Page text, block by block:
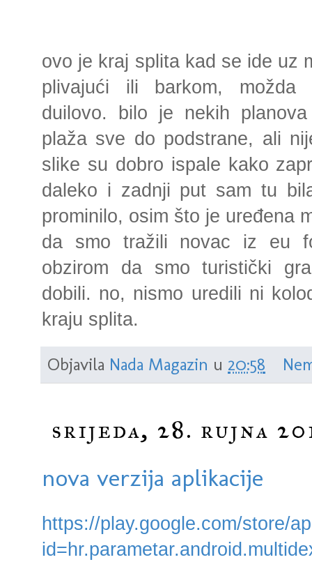
ovo je kraj splita kad se ide uz
plivajući ili barkom, možda
duilovo. bilo je nekih
plaža sve do podstrane, ali
slike su dobro ispale kako
daleko i zadnji put sam tu
prominilo, osim što je uređena
da smo tražili novac iz eu
obzirom da smo turistički
dobili. no, nismo uredili ni
kraju splita.
Objavila Nada Magazin u 20:58
srijeda, 28. rujna
nova verzija aplikacije
https://play.google.com/store/